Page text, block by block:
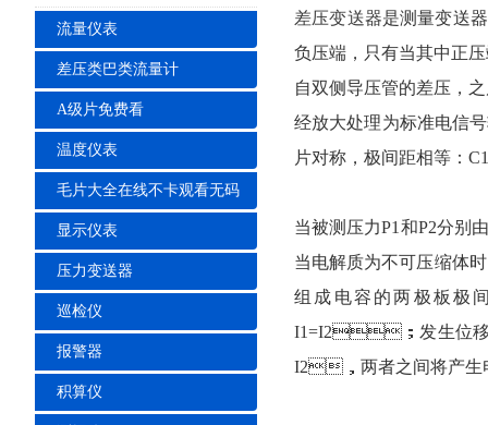
流量仪表
差压类巴类流量计
A级片免费看
温度仪表
毛片大全在线不卡观看无码
显示仪表
压力变送器
巡检仪
报警器
积算仪
差压变送器是测量变送器
负压端，只有当其中
自双侧导压管的差压
经放大处理为标准电信号输
片对称，极间距相等
当被测压力P1和P2分别由
当电解质为不可压缩体时
组成电容的两极板极间
I1=I2；发生位移后
I2，两者之间将产生电流